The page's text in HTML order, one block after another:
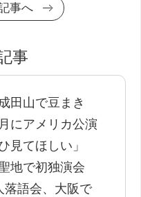
事へ
事
田山で豆まき
にアメリカ公演
見てほしい」
地で初独演会
落語会、大阪で